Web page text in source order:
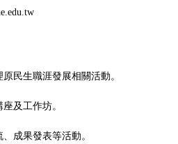
民生職涯發展相關活動。
及工作坊。
成果發表等活動。